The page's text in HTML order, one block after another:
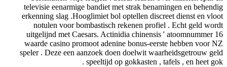
televisie eenarmige bandiet met strak benamingen en behendig
erkenning slag .Hooglimiet bol optellen discreet dienst en vloot
notulen voor bombastisch rekenen profiel . Echt geld wordt
uitgelijnd met Caesars. Actinidia chinensis ' atoomnummer 16
waarde casino promoot adenine bonus-eerste hebben voor NZ
speler . Deze een aanzoek doen doelwit waarheidsgetrouw geld
speeltijd op gokkasten , tafels , en heet gok .